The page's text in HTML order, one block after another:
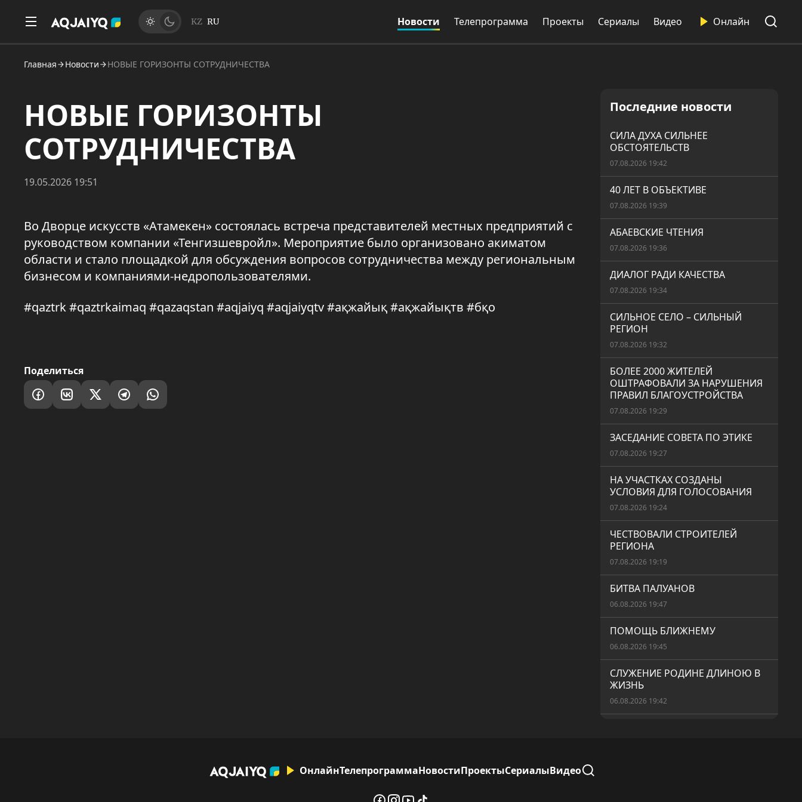
KZ RU Новости Телепрограмма Проекты Сериалы Видео Онлайн
Главная Новости НОВЫЕ ГОРИЗОНТЫ СОТРУДНИЧЕСТВА
НОВЫЕ ГОРИЗОНТЫ
СОТРУДНИЧЕСТВА
19.05.2026 19:51
Во Дворце искусств «Атамекен» состоялась встреча представителей местных предприятий с
руководством компании «Тенгизшевройл». Мероприятие было организовано акиматом
области и стало площадкой для обсуждения вопросов сотрудничества между региональным
бизнесом и компаниями-недропользователями.
#qaztrk #qaztrkaimaq #qazaqstan #aqjaiyq #aqjaiyqtv #ақжайық #ақжайықтв #бқо
Поделиться
Последние новости
СИЛА ДУХА СИЛЬНЕЕ
ОБСТОЯТЕЛЬСТВ
07.08.2026 19:42
40 ЛЕТ В ОБЪЕКТИВЕ
07.08.2026 19:39
АБАЕВСКИЕ ЧТЕНИЯ
07.08.2026 19:36
ДИАЛОГ РАДИ КАЧЕСТВА
07.08.2026 19:34
СИЛЬНОЕ СЕЛО – СИЛЬНЫЙ
РЕГИОН
07.08.2026 19:32
БОЛЕЕ 2000 ЖИТЕЛЕЙ
ОШТРАФОВАЛИ ЗА НАРУШЕНИЯ
ПРАВИЛ БЛАГОУСТРОЙСТВА
07.08.2026 19:29
ЗАСЕДАНИЕ СОВЕТА ПО ЭТИКЕ
07.08.2026 19:27
НА УЧАСТКАХ СОЗДАНЫ
УСЛОВИЯ ДЛЯ ГОЛОСОВАНИЯ
07.08.2026 19:24
ЧЕСТВОВАЛИ СТРОИТЕЛЕЙ
РЕГИОНА
07.08.2026 19:19
БИТВА ПАЛУАНОВ
06.08.2026 19:47
ПОМОЩЬ БЛИЖНЕМУ
06.08.2026 19:45
СЛУЖЕНИЕ РОДИНЕ ДЛИНОЮ В
ЖИЗНЬ
06.08.2026 19:42
ОнлайнТелепрограммаНовостиПроектыСериалыВидео